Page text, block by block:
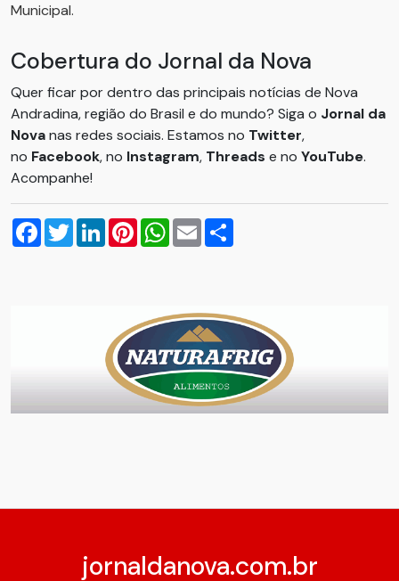
Municipal.
Cobertura do Jornal da Nova
Quer ficar por dentro das principais notícias de Nova
Andradina, região do Brasil e do mundo? Siga o Jornal da
Novanas redes sociais. Estamos no Twitter,
no Facebook, no Instagram, Threads e no YouTube.
Acompanhe!
Facebook
TwitterLinkedInPinterestWhatsApp
Email
jornaldanova.com.br